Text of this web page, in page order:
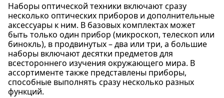
Наборы оптической техники включают сразу
несколько оптических приборов и дополнительные
аксессуары к ним. В базовых комплектах может
быть только один прибор (микроскоп, телескоп или
бинокль), в продвинутых – два или три, а большие
наборы включают десятки предметов для
всестороннего изучения окружающего мира. В
ассортименте также представлены приборы,
способные выполнять сразу несколько разных
функций.